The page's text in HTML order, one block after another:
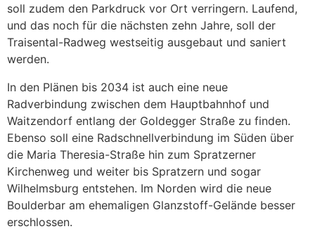
soll zudem den Parkdruck vor Ort verringern. Laufend,
und das noch für die nächsten zehn Jahre, soll der
Traisental-Radweg westseitig ausgebaut und saniert
werden.
In den Plänen bis 2034 ist auch eine neue
Radverbindung zwischen dem Hauptbahnhof und
Waitzendorf entlang der Goldegger Straße zu finden.
Ebenso soll eine Radschnellverbindung im Süden über
die Maria Theresia-Straße hin zum Spratzerner
Kirchenweg und weiter bis Spratzern und sogar
Wilhelmsburg entstehen. Im Norden wird die neue
Boulderbar am ehemaligen Glanzstoff-Gelände besser
erschlossen.